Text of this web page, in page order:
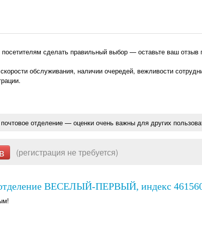
посетителям сделать правильный выбор — оставьте ваш
обслуживания, наличии очередей, вежливости
отделение — оценки очень важны для других
(регистрация не требуется)
ВЕСЕЛЫЙ-ПЕРВЫЙ, индекс